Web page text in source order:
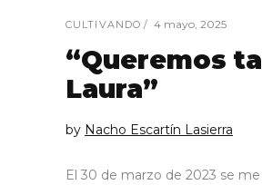
CULTIVANDO 4 mayo, 2025
“Queremos
Laura”
by Nacho Escartín Lasierra
El 30 de marzo de 2023 se